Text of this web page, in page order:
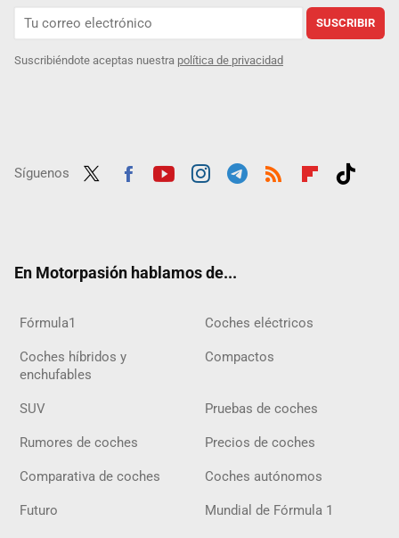
SUSCRIBIR
Suscribiéndote aceptas nuestra política de privacidad
Síguenos
En Motorpasión hablamos de...
Fórmula1 Coches eléctricos
Coches híbridos y
enchufables
Compactos
SUV Pruebas de coches
Rumores de coches Precios de coches
Comparativa de coches Coches autónomos
Futuro Mundial de Fórmula 1